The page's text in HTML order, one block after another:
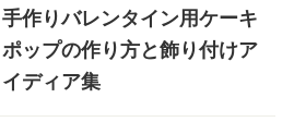
手作りバレンタイン用ケーキ
ポップの作り方と飾り付けア
イディア集